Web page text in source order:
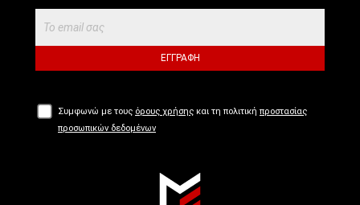
ΕΓΓΡΑΦΉ
Συμφωνώ με τους όρους χρήσης και τη πολιτική προστασίας
προσωπικών δεδομένων